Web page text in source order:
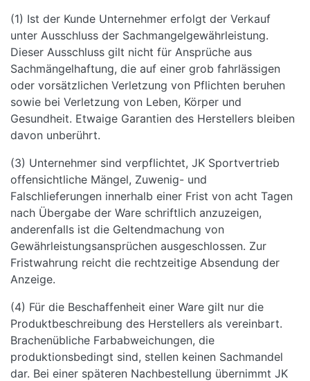
(1) Ist der Kunde Unternehmer erfolgt der Verkauf
unter Ausschluss der Sachmangelgewährleistung.
Dieser Ausschluss gilt nicht für Ansprüche aus
Sachmängelhaftung, die auf einer grob fahrlässigen
oder vorsätzlichen Verletzung von Pflichten beruhen
sowie bei Verletzung von Leben, Körper und
Gesundheit. Etwaige Garantien des Herstellers bleiben
davon unberührt.
(3) Unternehmer sind verpflichtet, JK Sportvertrieb
offensichtliche Mängel, Zuwenig- und
Falschlieferungen innerhalb einer Frist von acht Tagen
nach Übergabe der Ware schriftlich anzuzeigen,
anderenfalls ist die Geltendmachung von
Gewährleistungsansprüchen ausgeschlossen. Zur
Fristwahrung reicht die rechtzeitige Absendung der
Anzeige.
(4) Für die Beschaffenheit einer Ware gilt nur die
Produktbeschreibung des Herstellers als vereinbart.
Brachenübliche Farbabweichungen, die
produktionsbedingt sind, stellen keinen Sachmandel
dar. Bei einer späteren Nachbestellung übernimmt JK